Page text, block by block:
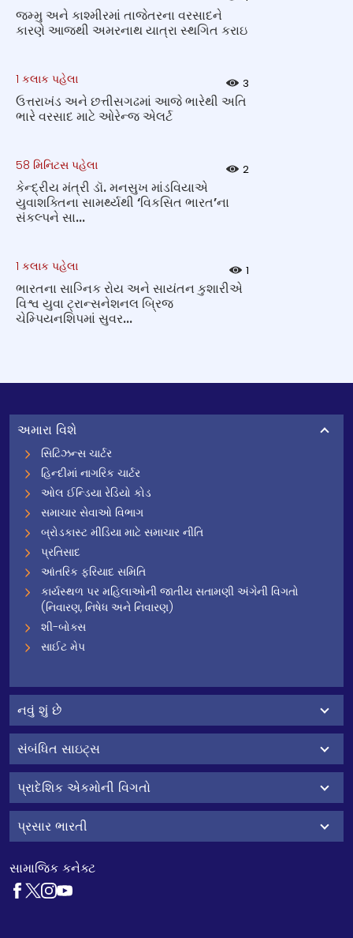
જમ્મુ અને કાશ્મીરમાં તાજેતરના વરસાદને
કારણે આજથી અમરનાથ યાત્રા સ્થગિત કરાઇ
1 કલાક પહેલા 3
ઉત્તરાખંડ અને છત્તીસગઢમાં આજે ભારેથી અતિ
ભારે વરસાદ માટે ઓરેન્જ એલર્ટ
58 મિનિટસ પહેલા 2
કેન્દ્રીય મંત્રી ડૉ. મનસુખ માંડવિયાએ
યુવાશક્તિના સામર્થ્યથી ‘વિકસિત ભારત’ના
સંકલ્પને સા...
1 કલાક પહેલા 1
ભારતના સાગ્નિક રોય અને સાયંતન કુશારીએ
વિશ્વ યુવા ટ્રાન્સનેશનલ બ્રિજ
ચેમ્પિયનશિપમાં સુવર...
અમારા વિશે
સિટિઝન્સ ચાર્ટર
હિન્દીમાં નાગરિક ચાર્ટર
ઓલ ઈન્ડિયા રેડિયો કોડ
સમાચાર સેવાઓ વિભાગ
બ્રોડકાસ્ટ મીડિયા માટે સમાચાર નીતિ
પ્રતિસાદ
આંતરિક ફરિયાદ સમિતિ
કાર્યસ્થળ પર મહિલાઓની જાતીય સતામણી અંગેની વિગતો
(નિવારણ, નિષેધ અને નિવારણ)
શી-બોક્સ
સાઈટ મેપ
નવું શું છે
સંબંધિત સાઇટ્સ
પ્રાદેશિક એકમોની વિગતો
પ્રસાર ભારતી
સામાજિક કનેક્ટ